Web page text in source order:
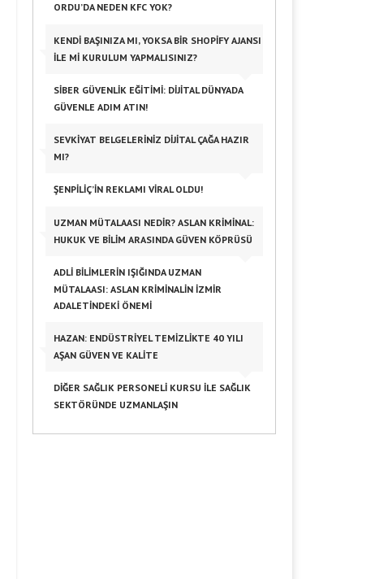
ORDU’DA NEDEN KFC YOK?
KENDI BAŞINIZA MI, YOKSA BIR SHOPIFY AJANSI
ILE MI KURULUM YAPMALISINIZ?
SIBER GÜVENLIK EĞITIMI: DIJITAL DÜNYADA
GÜVENLE ADIM ATIN!
SEVKIYAT BELGELERINIZ DIJITAL ÇAĞA HAZIR
MI?
ŞENPILIÇ’IN REKLAMI VIRAL OLDU!
UZMAN MÜTALAASI NEDIR? ASLAN KRIMINAL:
HUKUK VE BILIM ARASINDA GÜVEN KÖPRÜSÜ
ADLI BILIMLERIN IŞIĞINDA UZMAN
MÜTALAASI: ASLAN KRIMINALIN İZMIR
ADALETINDEKI ÖNEMI
HAZAN: ENDÜSTRIYEL TEMIZLIKTE 40 YILI
AŞAN GÜVEN VE KALITE
DIĞER SAĞLIK PERSONELI KURSU ILE SAĞLIK
SEKTÖRÜNDE UZMANLAŞIN